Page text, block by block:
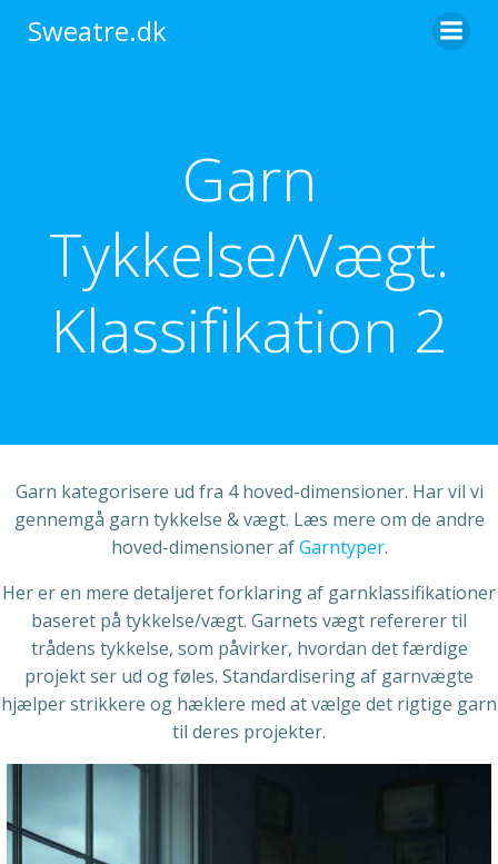
Sweatre.dk
Garn
Tykkelse/Vægt.
Klassifikation 2
Garn kategorisere ud fra 4 hoved-dimensioner. Har vil vi
gennemgå garn tykkelse & vægt. Læs mere om de andre
hoved-dimensioner afGarntyper.
Her er en mere detaljeret forklaring af garnklassifikationer
baseret på tykkelse/vægt. Garnets vægt refererer til
trådens tykkelse, som påvirker, hvordan det færdige
projekt ser ud og føles. Standardisering af garnvægte
hjælper strikkere og hæklere med at vælge det rigtige garn
til deres projekter.